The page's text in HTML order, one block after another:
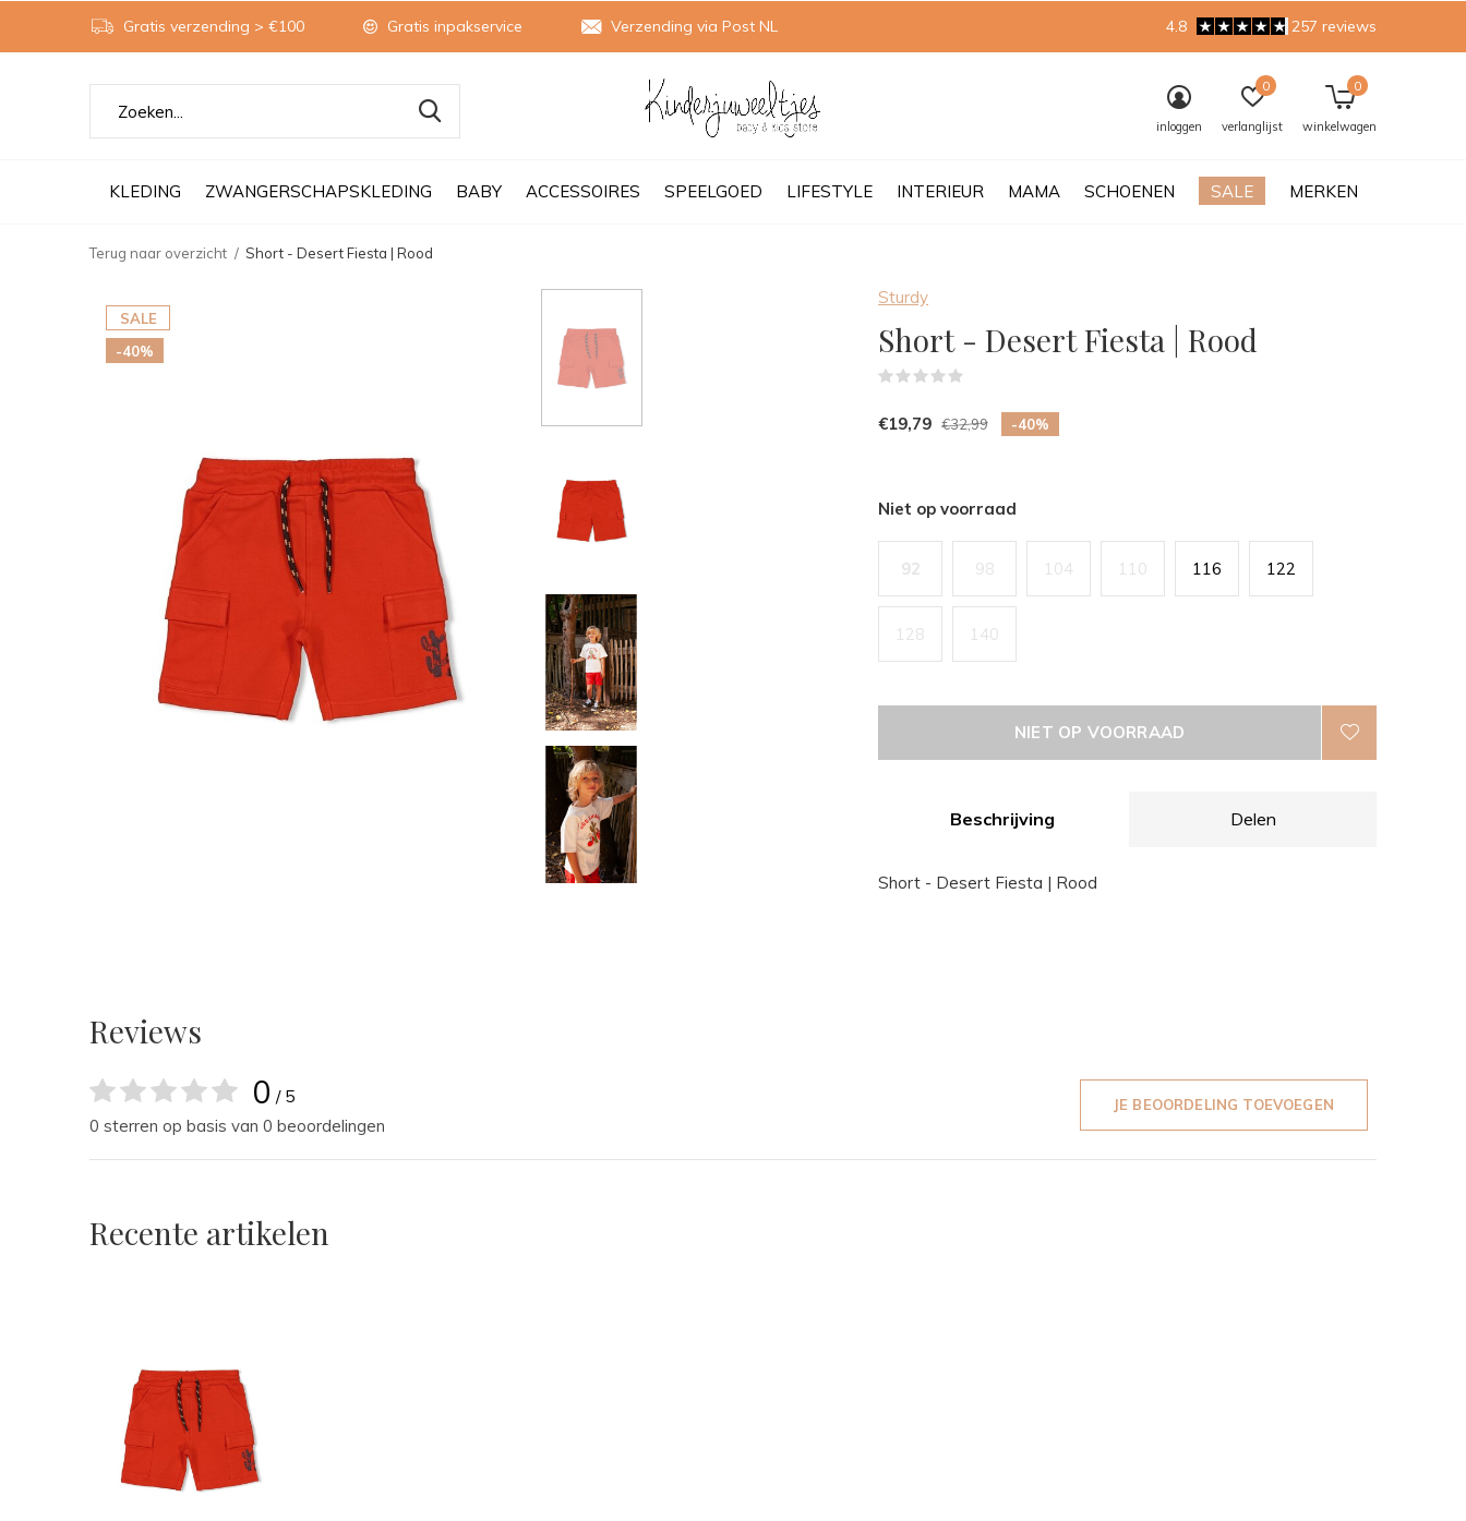
KLEDING ZWANGERSCHAPSKLEDING BABY ACCESSOIRES SPEELGOED LIFESTYLE INTERIEUR MAMA SCHOENEN SALE MERKEN
inloggen verlanglijst
0
winkelwagen
0
Gratis verzending > €100 Gratis inpakservice Verzending via Post NL 4.8 257 reviews
Terug naar overzicht Short - Desert Fiesta | Rood
SALE
-40%
Sturdy
Short - Desert Fiesta | Rood
€19,79 €32,99 -40%
Niet op voorraad
92 98 104 110 116 122
128 140
NIET OP VOORRAAD
Beschrijving Delen
Short - Desert Fiesta | Rood
Reviews
0 / 5
0 sterren op basis van 0 beoordelingen
JE BEOORDELING TOEVOEGEN
Recente artikelen